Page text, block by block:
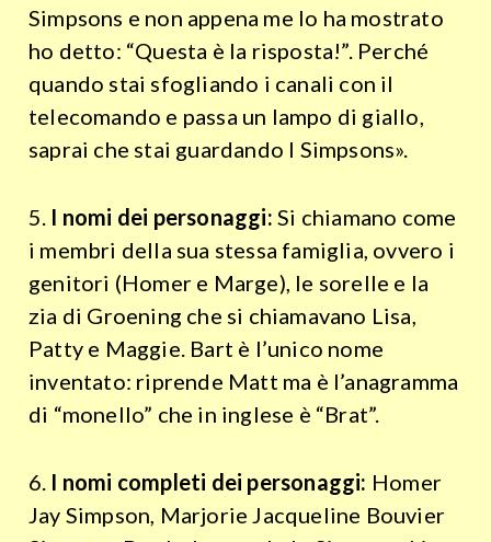
Simpsons e non appena me lo ha mostrato
ho detto: “Questa è la risposta!”. Perché
quando stai sfogliando i canali con il
telecomando e passa un lampo di giallo,
saprai che stai guardando I Simpsons».
5. I nomi dei personaggi:Si chiamano come
i membri della sua stessa famiglia, ovvero i
genitori (Homer e Marge), le sorelle e la
zia di Groening che si chiamavano Lisa,
Patty e Maggie. Bart è l’unico nome
inventato: riprende Matt ma è l’anagramma
di “monello” che in inglese è “Brat”.
6. I nomi completi dei personaggi: Homer
Jay Simpson, Marjorie Jacqueline Bouvier